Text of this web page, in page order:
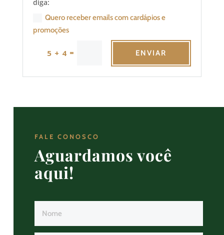
diga:
Quero receber emails com cardápios e
promoções
5 + 4 = ENVIAR
FALE CONOSCO
Aguardamos você
aqui!